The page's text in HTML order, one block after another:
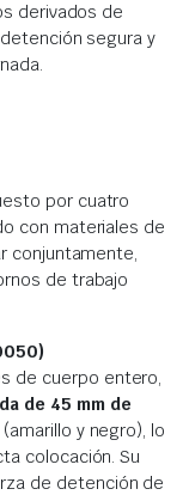
derivados de
segura y
por cuatro
con materiales de
conjuntamente,
de trabajo
de cuerpo entero,
de 45 mm de
y negro), lo
colocación. Su
de detención de